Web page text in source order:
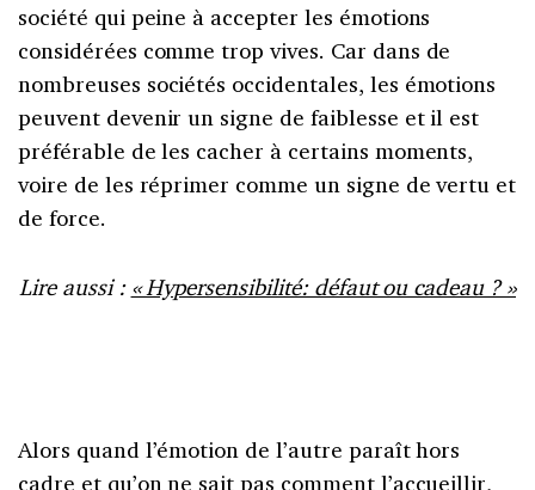
société qui peine à accepter les émotions
considérées comme trop vives. Car dans de
nombreuses sociétés occidentales, les émotions
peuvent devenir un signe de faiblesse et il est
préférable de les cacher à certains moments,
voire de les réprimer comme un signe de vertu et
de force.
Lire aussi : « Hypersensibilité: défaut ou cadeau ? »
Alors quand l’émotion de l’autre paraît hors
cadre et qu’on ne sait pas comment l’accueillir,